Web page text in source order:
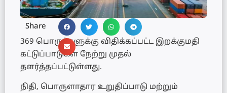
Share
369 பொருட்களுக்கு விதிக்கப்பட்ட இறக்குமதி
கட்டுப்பாடுகள் நேற்று முதல்
தளர்த்தப்பட்டுள்ளது.
நிதி, பொருளாதார உறுதிப்பாடு மற்றும்